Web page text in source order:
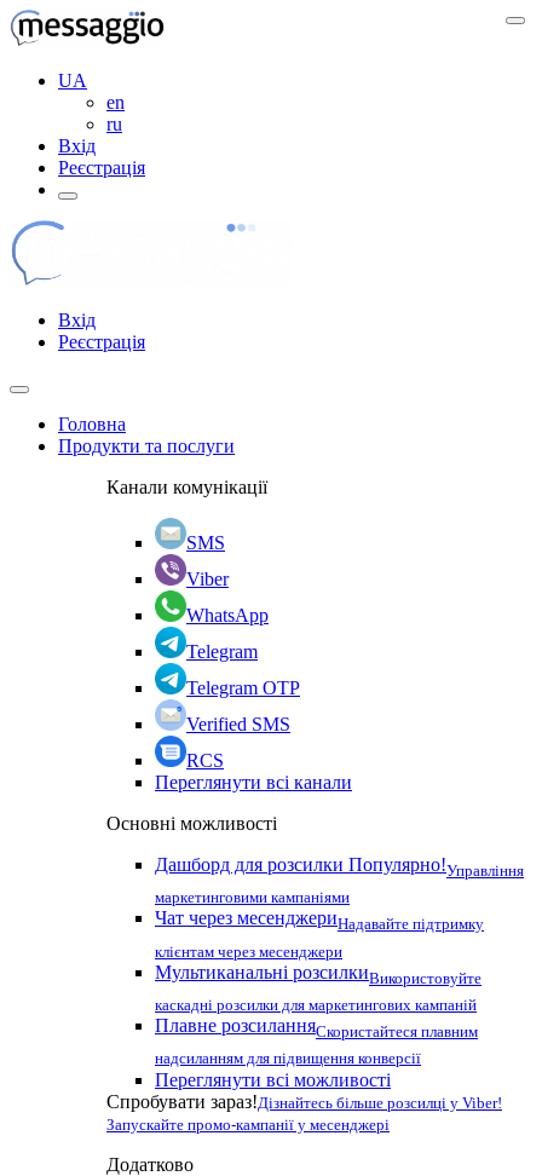
UA
en
ru
Вхід
Реєстрація
Вхід
Реєстрація
Головна
Продукти та послуги
Канали комунікації
SMS
Viber
WhatsApp
Telegram
Telegram OTP
Verified SMS
RCS
Переглянути всі канали
Основні можливості
Дашборд для розсилки Популярно!Управління
маркетинговими кампаніями
Чат через месенджериНадавайте підтримку
клієнтам через месенджери
Мультиканальні розсилкиВикористовуйте
каскадні розсилки для маркетингових кампаній
Плавне розсиланняСкористайтеся плавним
надсиланням для підвищення конверсії
Переглянути всі можливості
Спробувати зараз!Дізнайтесь більше розсилці у Viber!
Запускайте промо-кампанії у месенджері
Додатково